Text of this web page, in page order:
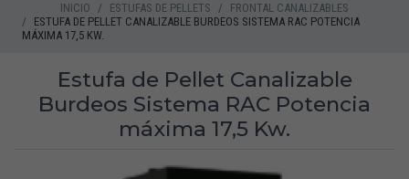
INICIO ESTUFAS DE PELLETS
FRONTAL CANALIZABLES
ESTUFA DE PELLET CANALIZABLE BURDEOS SISTEMA RAC POTENCIA
MÁXIMA 17,5 KW.
Estufa de Pellet Canalizable
Burdeos Sistema RAC Potencia
máxima 17,5 Kw.